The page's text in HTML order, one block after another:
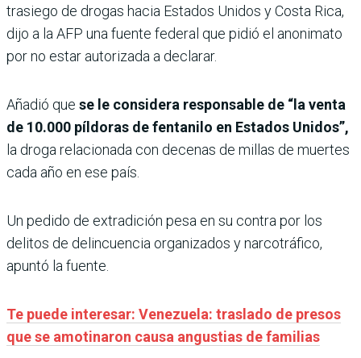
trasiego de drogas hacia Estados Unidos y Costa Rica,
dijo a la AFP una fuente federal que pidió el anonimato
por no estar autorizada a declarar.
Añadió que se le considera responsable de “la venta
de 10.000 píldoras de fentanilo en Estados Unidos”,
la droga relacionada con decenas de millas de muertes
cada año en ese país.
Un pedido de extradición pesa en su contra por los
delitos de delincuencia organizados y narcotráfico,
apuntó la fuente.
Te puede interesar: Venezuela: traslado de presos
que se amotinaron causa angustias de familias